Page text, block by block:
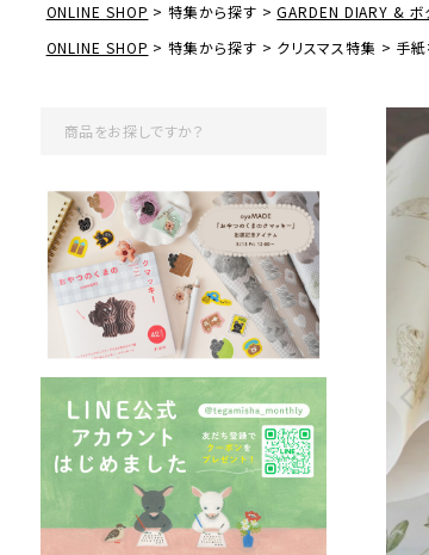
ONLINE SHOP
特集から探す GARDEN DIARY & ボ
ONLINE SHOP
特集から探す クリスマス特集 手紙